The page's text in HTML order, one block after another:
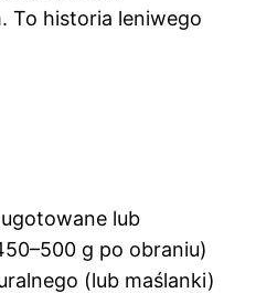
To historia leniwego
lub
g po obraniu)
(lub maślanki)